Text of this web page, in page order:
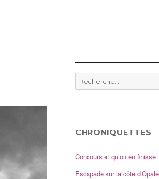
Recherche
pour
CHRONIQUETTES
Concours et qu’on en finisse
Escapade sur la côte d’Opale